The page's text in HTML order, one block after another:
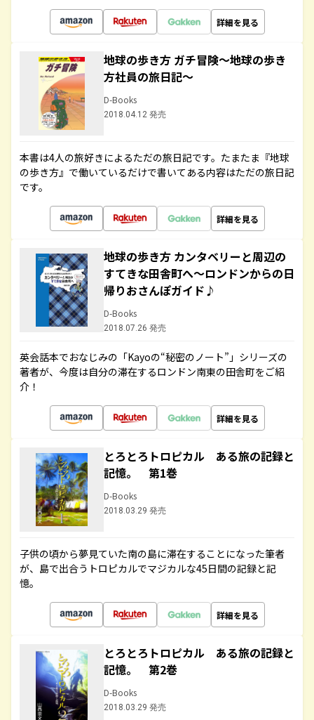
詳細を見る
地球の歩き方 ガチ冒険～地球の歩き
方社員の旅日記～
D-Books
2018.04.12 発売
本書は4人の旅好きによるただの旅日記です。たまたま『地球
の歩き方』で働いているだけで書いてある内容はただの旅日記
です。
詳細を見る
地球の歩き方 カンタベリーと周辺の
すてきな田舎町へ～ロンドンからの日
帰りおさんぽガイド♪
D-Books
2018.07.26 発売
英会話本でおなじみの「Kayoの“秘密のノート”」シリーズの
著者が、今度は自分の滞在するロンドン南東の田舎町をご紹
介！
詳細を見る
とろとろトロピカル ある旅の記録と
記憶。 第1巻
D-Books
2018.03.29 発売
子供の頃から夢見ていた南の島に滞在することになった筆者
が、島で出合うトロピカルでマジカルな45日間の記録と記
憶。
詳細を見る
とろとろトロピカル ある旅の記録と
記憶。 第2巻
D-Books
2018.03.29 発売